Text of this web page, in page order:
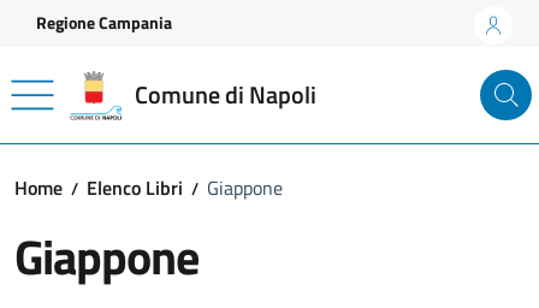
Vai ai contenuti
Vai al footer
Regione Campania
Comune di Napoli
Home Elenco Libri Giappone
Giappone